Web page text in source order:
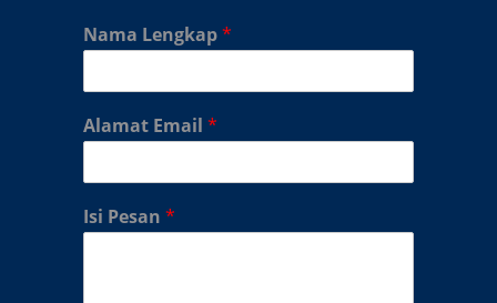
Nama Lengkap*
Alamat Email *
Isi Pesan *